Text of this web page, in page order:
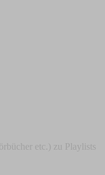
etc.) zu Playlists